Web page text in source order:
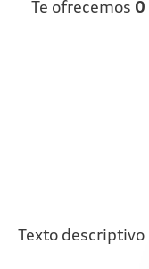
Te ofrecemos 0
Texto descriptivo